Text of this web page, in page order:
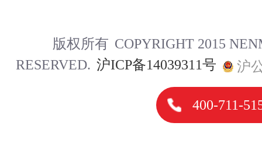
版权所有 COPYRIGHT 2015
RESERVED. 沪ICP备14039311号 沪
400-711-